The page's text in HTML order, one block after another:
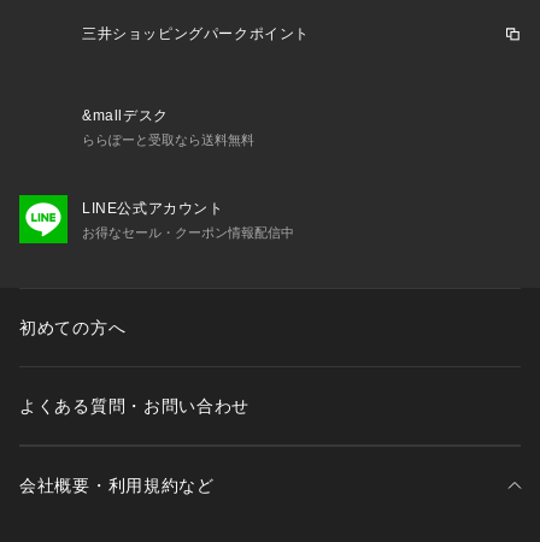
三井ショッピングパークポイント
&mallデスク
ららぽーと受取なら送料無料
LINE公式アカウント
お得なセール・クーポン情報配信中
初めての方へ
よくある質問・お問い合わせ
会社概要・利用規約など